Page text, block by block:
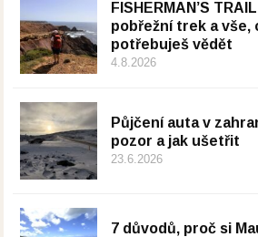
FISHERMAN’S
pobřežní trek a vše,
potřebuješ vědět
4.8.2026
Půjčení auta v
pozor a jak ušetřit
23.6.2026
7 důvodů, proč si